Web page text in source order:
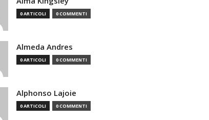
0 ARTICOLI 0 COMMENTI
Almeda Andres
0 ARTICOLI 0 COMMENTI
Alphonso Lajoie
0 ARTICOLI 0 COMMENTI